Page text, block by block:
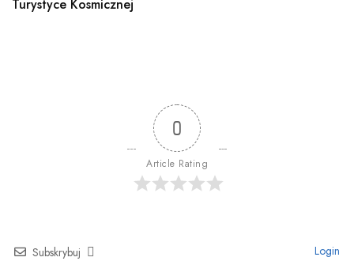
Turystyce Kosmicznej
0
Article Rating
Subskrybuj Login